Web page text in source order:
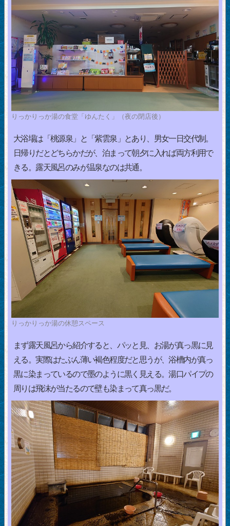
りっかりっか湯の食堂「ゆんたく」（夜の閉店後）
大浴場は「桃源泉」と「紫雲泉」とあり、男女一日交代制。
日帰りだとどちらかだが、泊まって朝夕に入れば両方利用で
きる。露天風呂のみが温泉なのは共通。
りっかりっか湯の休憩スペース
まず露天風呂から紹介すると、パッと見、お湯が真っ黒に見
える。実際はたぶん薄い褐色程度だと思うが、浴槽内が真っ
黒に染まっているので墨のように黒く見える。湯口パイプの
周りは飛沫が当たるので壁も染まって真っ黒だ。